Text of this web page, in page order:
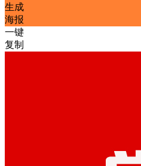
生成
海报
一键
复制